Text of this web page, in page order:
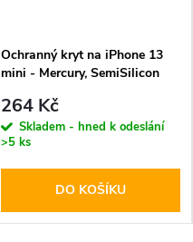
Ochranný kryt na iPhone 13
mini - Mercury, SemiSilicon
264 Kč
Skladem - hned k odeslání
>5 ks
DO KOŠÍKU